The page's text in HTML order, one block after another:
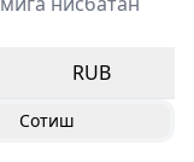
RUB
Сотиш